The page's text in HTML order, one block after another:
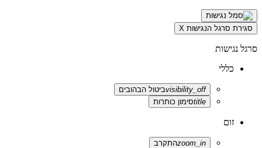
סגירת סרגל הנגישות X
סרגל נגישות
כללי
visibility_offביטול הבהובים
titleסימון כותרות
זום
zoom_inהתקרב